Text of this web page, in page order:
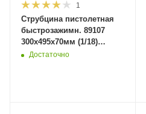
1
Струбцина пистолетная
быстрозажимн. 89107
300x495x70мм (1/18)
MaxiTool
Достаточно